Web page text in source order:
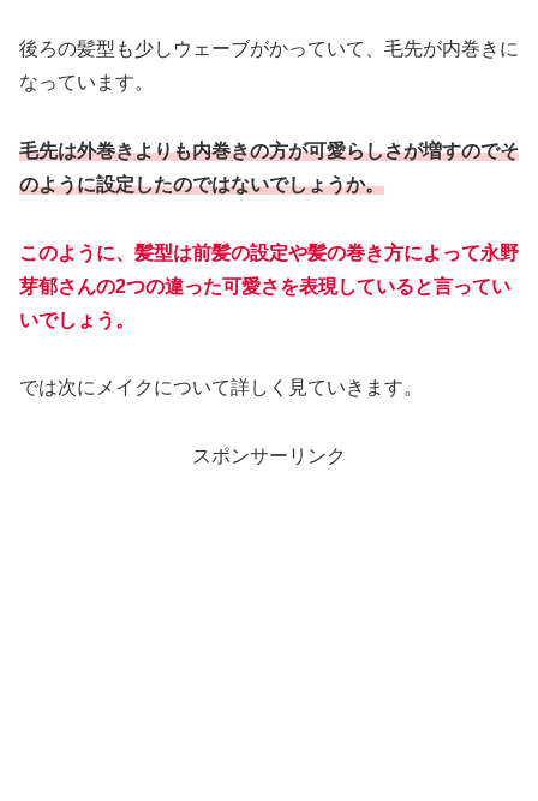
後ろの髪型も少しウェーブがかっていて、毛先が内巻きに
なっています。
毛先は外巻きよりも内巻きの方が可愛らしさが増すのでそ
のように設定したのではないでしょうか。
このように、髪型は前髪の設定や髪の巻き方によって永野
芽郁さんの2つの違った可愛さを表現していると言ってい
いでしょう。
では次にメイクについて詳しく見ていきます。
スポンサーリンク